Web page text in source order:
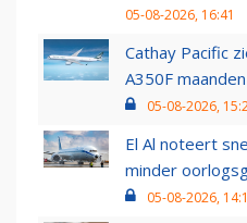
05-08-2026, 16:41
Cathay Pacific
A350F
05-08-2026,
El Al noteert
minder
05-08-2026,